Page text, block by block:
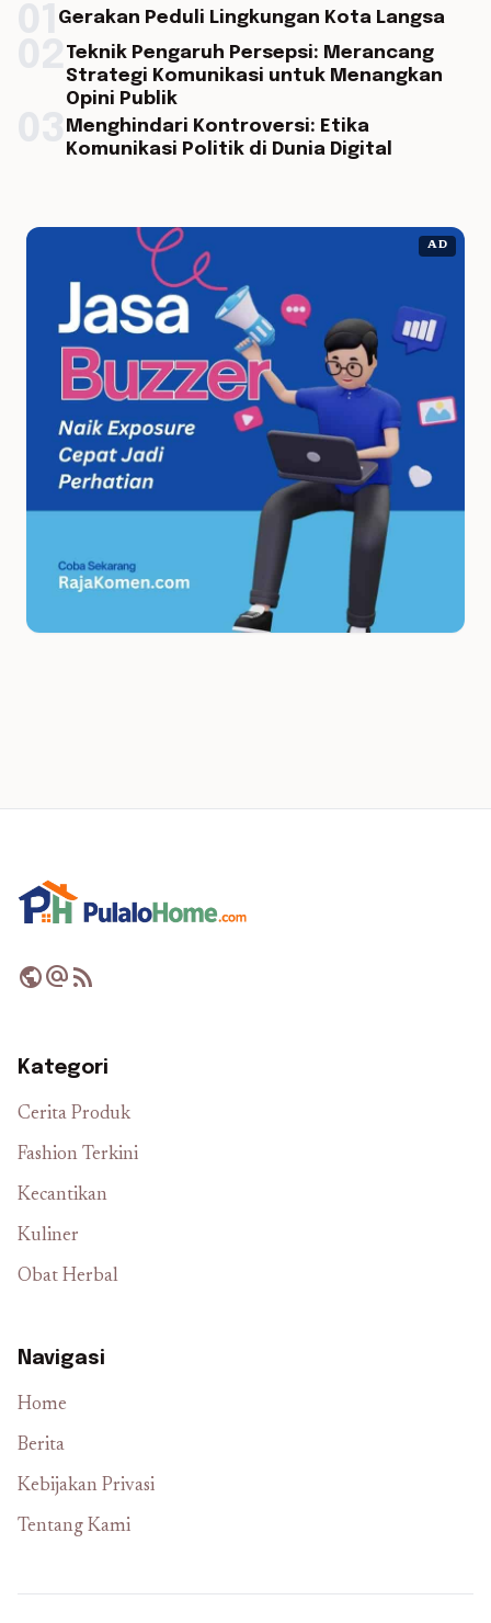
Gerakan Peduli Lingkungan Kota Langsa
Teknik Pengaruh Persepsi: Merancang
Strategi Komunikasi untuk Menangkan
Opini Publik
Menghindari Kontroversi: Etika
Komunikasi Politik di Dunia Digital
AD
publicalternate_emailrss_feed
Kategori
Cerita Produk
Fashion Terkini
Kecantikan
Kuliner
Obat Herbal
Navigasi
Home
Berita
Kebijakan Privasi
Tentang Kami